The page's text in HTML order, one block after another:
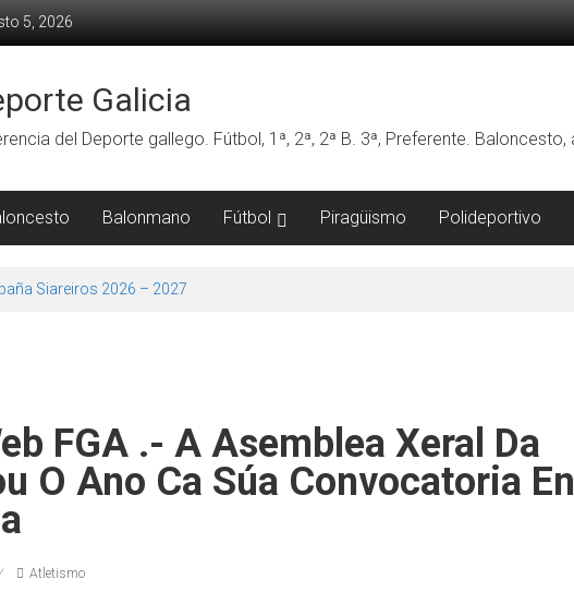
5, 2026
Galicia
del Deporte gallego. Fútbol, 1ª, 2ª, 2ª B. 3ª, Preferente.
Balonmano Fútbol Piragüismo Polideportivo
Siareiros 2026 – 2027
FGA .- A Asemblea Xeral Da
O Ano Ca Súa Convocatoria En
Atletismo